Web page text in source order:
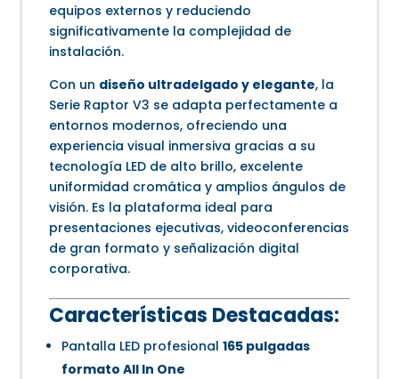
equipos externos y reduciendo
significativamente la complejidad de
instalación.
Con un diseño ultradelgado y elegante, la
Serie Raptor V3 se adapta perfectamente a
entornos modernos, ofreciendo una
experiencia visual inmersiva gracias a su
tecnología LED de alto brillo, excelente
uniformidad cromática y amplios ángulos de
visión. Es la plataforma ideal para
presentaciones ejecutivas, videoconferencias
de gran formato y señalización digital
corporativa.
Características Destacadas:
Pantalla LED profesional165 pulgadas
formato All In One